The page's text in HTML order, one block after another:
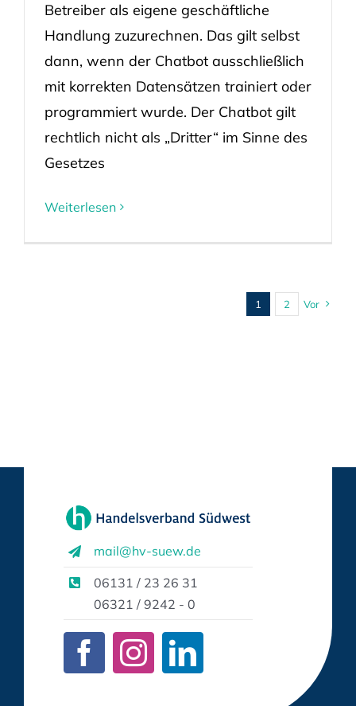
Betreiber als eigene geschäftliche
Handlung zuzurechnen. Das gilt selbst
dann, wenn der Chatbot ausschließlich
mit korrekten Datensätzen trainiert oder
programmiert wurde. Der Chatbot gilt
rechtlich nicht als „Dritter“ im Sinne des
Gesetzes
Weiterlesen
1 2 Vor
mail@hv-suew.de
06131 / 23 26 31
06321 / 9242 - 0